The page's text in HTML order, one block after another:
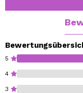
5
4
3